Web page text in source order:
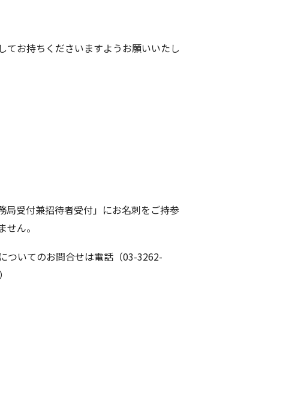
お持ちくださいますようお願いいたし
受付兼招待者受付」にお名刺をご持参
ん。
ついてのお問合せは電話（03-3262-